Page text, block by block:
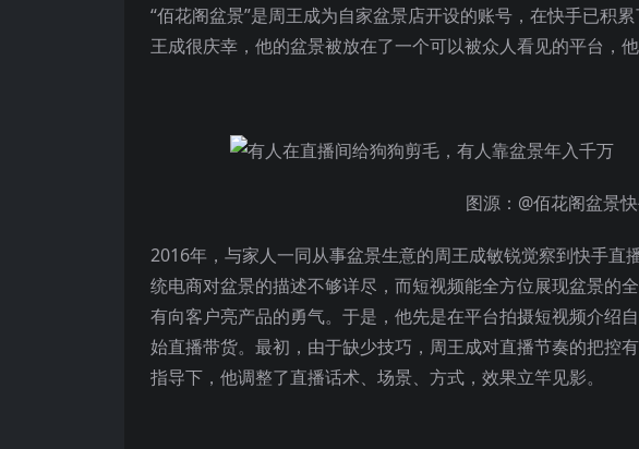
“佰花阁盆景”是周王成为自家盆景店开设的账号，在快手已积
王成很庆幸，他的盆景被放在了一个可以被众人看见的平台，
图源：@佰花阁盆景
2016年，与家人一同从事盆景生意的周王成敏锐觉察到快手直
统电商对盆景的描述不够详尽，而短视频能全方位展现盆景的
有向客户亮产品的勇气。于是，他先是在平台拍摄短视频介绍
始直播带货。最初，由于缺少技巧，周王成对直播节奏的把控
指导下，他调整了直播话术、场景、方式，效果立竿见影。